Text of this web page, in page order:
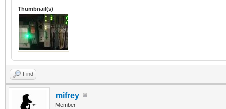
Thumbnail(s)
Find
mifrey
Member